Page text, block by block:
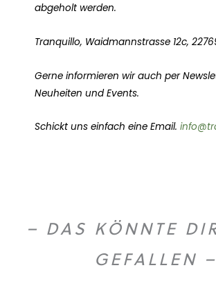
abgeholt werden.
Tranquillo, Waidmannstrasse 12c,
Gerne informieren wir auch per
Neuheiten und Events.
Schickt uns einfach eine Email.
– DAS KÖNNTE
GEFALLEN –